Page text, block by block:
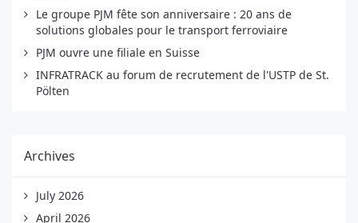
Le groupe PJM fête son anniversaire : 20 ans de
solutions globales pour le transport ferroviaire
PJM ouvre une filiale en Suisse
INFRATRACK au forum de recrutement de l'USTP de St.
Pölten
Archives
July 2026
April 2026